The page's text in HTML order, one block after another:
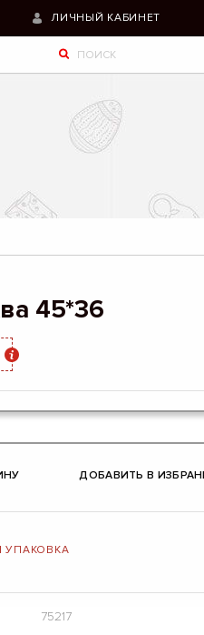
ЛИЧНЫЙ КАБИНЕТ
45*36
ДОБАВИТЬ В
УПАКОВКА
75217